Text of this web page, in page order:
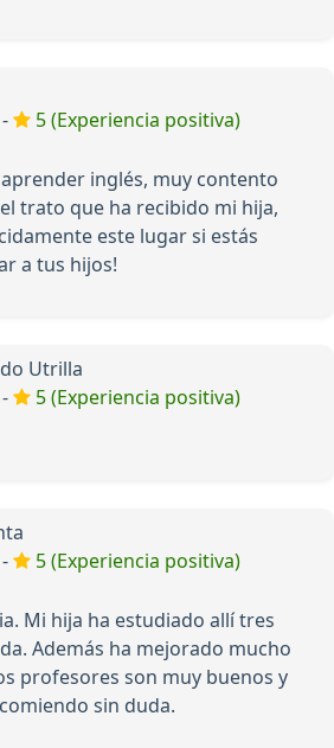
5 (Experiencia positiva)
inglés, muy contento
trato que ha recibido mi hija,
este lugar si estás
a tus hijos!
Utrilla
5 (Experiencia positiva)
5 (Experiencia positiva)
Mi hija ha estudiado allí tres
Además ha mejorado mucho
profesores son muy buenos y
sin duda.